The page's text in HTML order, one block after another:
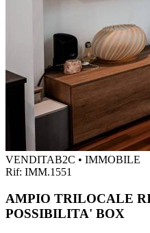
VENDITAB2C • IMMOBILE
Rif: IMM.1551
AMPIO TRILOCALE
POSSIBILITA' BOX